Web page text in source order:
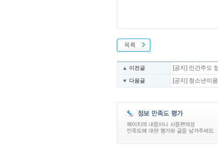
목록
▲ 이전글 [공지] 민간주도
▼ 다음글 [공지] 청소년이